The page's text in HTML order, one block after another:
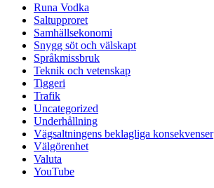
Runa Vodka
Saltupproret
Samhällsekonomi
Snygg söt och välskapt
Språkmissbruk
Teknik och vetenskap
Tiggeri
Trafik
Uncategorized
Underhållning
Vägsaltningens beklagliga konsekvenser
Välgörenhet
Valuta
YouTube